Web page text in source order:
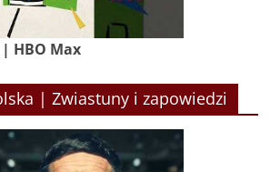
HBO Max
| Zwiastuny i zapowiedzi